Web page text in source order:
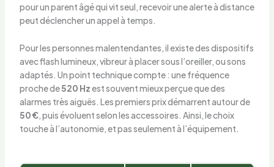
pour un parent âgé qui vit seul, recevoir une alerte à distance
peut déclencher un appel à temps.
Pour les personnes malentendantes, il existe des dispositifs
avec flash lumineux, vibreur à placer sous l’oreiller, ou sons
adaptés. Un point technique compte : une fréquence
proche de520 Hzest souvent mieux perçue que des
alarmes très aiguës. Les premiers prix démarrent autour de
50 €, puis évoluent selon les accessoires. Ainsi, le choix
touche à l’autonomie, et pas seulement à l’équipement.